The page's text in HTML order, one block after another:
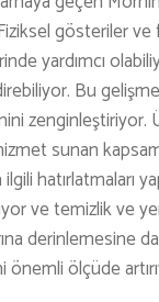
gösteriler ve
yardımcı
Bu
zenginleştiriyor.
sunan
hatırlatmaları
ve temizlik ve
derinlemesine
önemli ölçüde